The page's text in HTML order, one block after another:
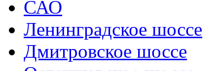
САО
Ленинградское шоссе
Дмитровское шоссе